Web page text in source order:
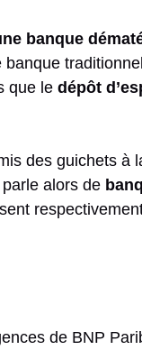
banque
banque
que le dépôt
des guichets à
alors de
de BNP